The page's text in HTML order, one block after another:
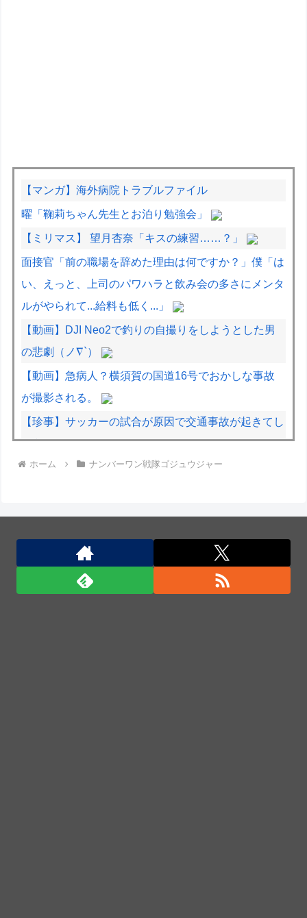
【マンガ】海外病院トラブルファイル
曜「鞠莉ちゃん先生とお泊り勉強会」
【ミリマス】 望月杏奈「キスの練習……？」
面接官「前の職場を辞めた理由は何ですか？」僕「は
い、えっと、上司のパワハラと飲み会の多さにメンタ
ルがやられて...給料も低く...」
【動画】DJI Neo2で釣りの自撮りをしようとした男
の悲劇（ノ∇`）
【動画】急病人？横須賀の国道16号でおかしな事故
が撮影される。
【珍事】サッカーの試合が原因で交通事故が起きてし
まう。
【動画】世界一過酷なオフロードレースのコース設計
防衛省が発信強化、報道官や統合幕僚長が相次ぎ
SNS開設…背景に中国が展開する認知戦！
ホーム ナンバーワン戦隊ゴジュウジャー